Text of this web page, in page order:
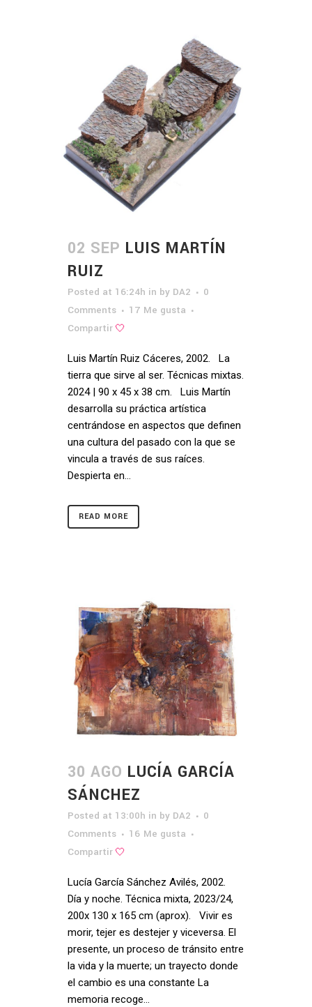
02 SEP LUIS MARTÍN
RUIZ
Posted at 16:24h in by DA2
0
Comments
17 Me gusta
Compartir
Luis Martín Ruiz Cáceres, 2002. La
tierra que sirve al ser. Técnicas mixtas.
2024 | 90 x 45 x 38 cm. Luis Martín
desarrolla su práctica artística
centrándose en aspectos que definen
una cultura del pasado con la que se
vincula a través de sus raíces.
Despierta en...
READ MORE
30 AGO LUCÍA GARCÍA
SÁNCHEZ
Posted at 13:00h in by DA2
0
Comments
16 Me gusta
Compartir
Lucía García Sánchez Avilés, 2002.
Día y noche. Técnica mixta, 2023/24,
200x 130 x 165 cm (aprox). Vivir es
morir, tejer es destejer y viceversa. El
presente, un proceso de tránsito entre
la vida y la muerte; un trayecto donde
el cambio es una constante La
memoria recoge...